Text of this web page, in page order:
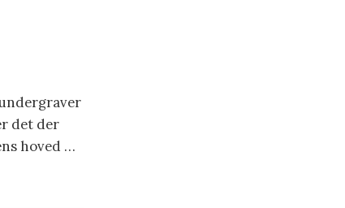
det der
hoved …